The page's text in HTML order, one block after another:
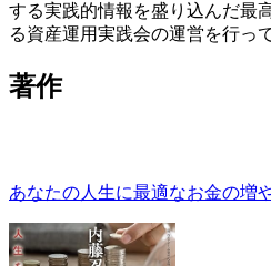
する実践的情報を盛り込んだ最
る資産運用実践会の運営を行っ
著作
あなたの人生に最適なお金の増